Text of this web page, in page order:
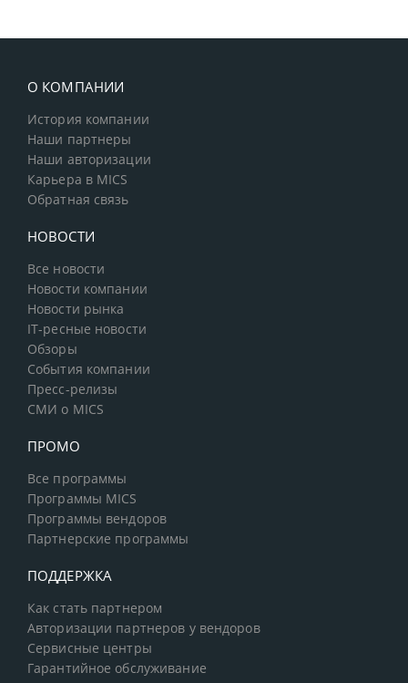
О КОМПАНИИ
История компании
Наши партнеры
Наши авторизации
Карьера в MICS
Обратная связь
НОВОСТИ
Все новости
Новости компании
Новости рынка
IT-ресные новости
Обзоры
События компании
Пресс-релизы
СМИ о MICS
ПРОМО
Все программы
Программы MICS
Программы вендоров
Партнерские программы
ПОДДЕРЖКА
Как стать партнером
Авторизации партнеров у вендоров
Сервисные центры
Гарантийное обслуживание